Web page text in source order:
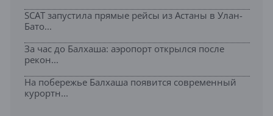
SCAT запустила прямые рейсы из Астаны в Улан-
Бато...
За час до Балхаша: аэропорт открылся после
рекон...
На побережье Балхаша появится современный
курортн...